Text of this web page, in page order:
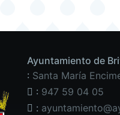
Ayuntamiento de
: Santa María
: 947 59 04 05
: